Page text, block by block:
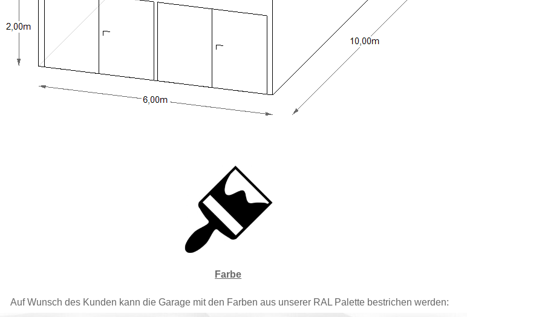
Farbe
Auf Wunsch des Kunden kann die Garage mit den Farben aus unserer RAL Palette bestrichen werden: